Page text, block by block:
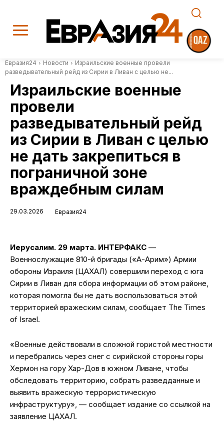
Евразия24 Новости
Израильские военные провели
разведывательный рейд из Сирии в Ливан с целью не...
Израильские военные
провели
разведывательный рейд
из Сирии в Ливан с целью
не дать закрепиться в
пограничной зоне
враждебным силам
29.03.2026 Евразия24
Иерусалим. 29 марта. ИНТЕРФАКС —
Военнослужащие 810-й бригады («А-Арим») Армии
обороны Израиля (ЦАХАЛ) совершили переход с юга
Сирии в Ливан для сбора информации об этом районе,
которая помогла бы не дать воспользоваться этой
территорией вражеским силам, сообщает The Times
of Israel.
«Военные действовали в сложной гористой местности
и перебрались через снег с сирийской стороны горы
Хермон на гору Хар-Дов в южном Ливане, чтобы
обследовать территорию, собрать разведданные и
выявить вражескую террористическую
инфраструктуру», — сообщает издание со ссылкой на
заявление ЦАХАЛ.